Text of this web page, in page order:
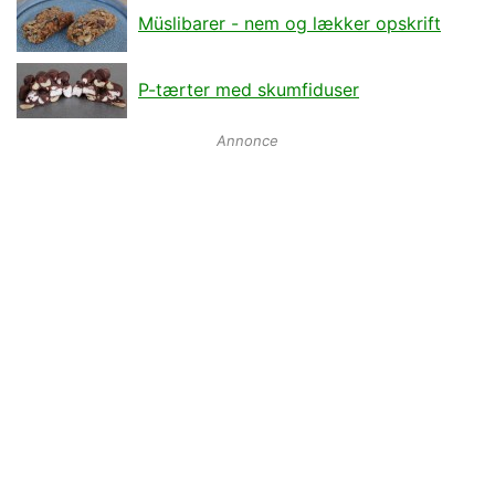
Müslibarer - nem og lækker opskrift
P-tærter med skumfiduser
Annonce